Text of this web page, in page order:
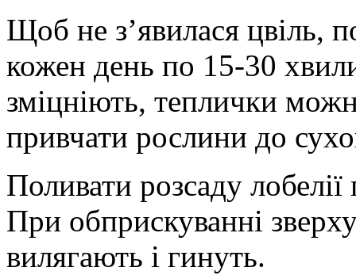
Щоб не з’явилася цвіль,
кожен день по 15-30
зміцніють, теплички
привчати рослини до
Поливати розсаду
При обприскуванні
вилягають і гинуть.